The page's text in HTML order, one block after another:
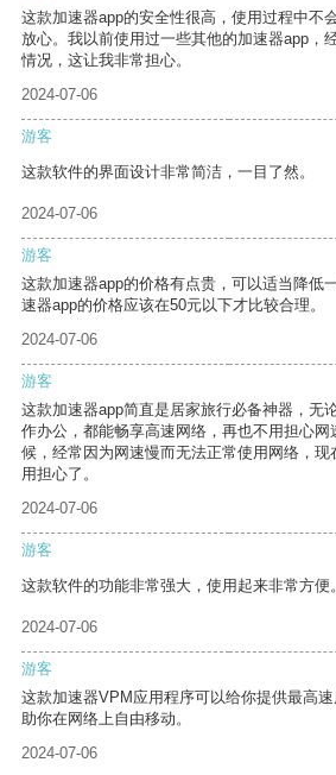
这款加速器app的安全性很高，使用过程中不
放心。我以前使用过一些其他的加速器app，
情况，这让我非常担心。
2024-07-06
游客
这款软件的界面设计非常简洁，一目了然。
2024-07-06
游客
这款加速器app的价格有点贵，可以适当降低
速器app的价格应该在50元以下才比较合理。
2024-07-06
游客
这款加速器app简直是居家旅行必备神器，无
作办公，都能畅享高速网络，再也不用担心
候，经常因为网速慢而无法正常使用网络，现
用担心了。
2024-07-06
游客
这款软件的功能非常强大，使用起来非常方便。
2024-07-06
游客
这款加速器VPM应用程序可以给你提供最高
助你在网络上自由移动。
2024-07-06